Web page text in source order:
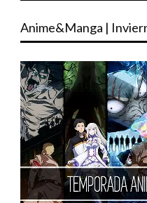
Anime&Manga |